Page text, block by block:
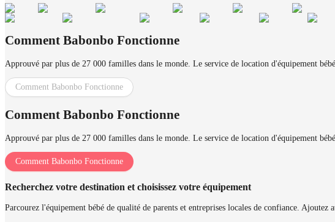
Comment Babonbo Fonctionne
Approuvé par plus de 27 000 familles dans le monde. Le service de location d'équipement
Comment Babonbo Fonctionne
Comment Babonbo Fonctionne
Approuvé par plus de 27 000 familles dans le monde. Le service de location d'équipement
Comment Babonbo Fonctionne
Recherchez votre destination et choisissez votre équipement
Parcourez l'équipement bébé de qualité de parents et entreprises locales de confiance.